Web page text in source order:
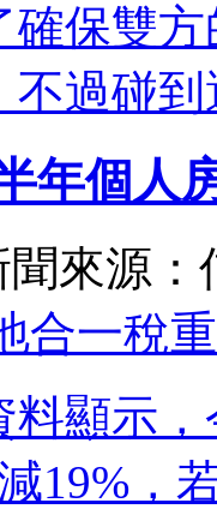
確保雙
不過碰
年個人
聞來源：
合一稅
料顯示
19%，